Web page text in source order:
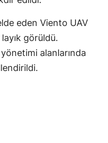
eden Viento UAV
görüldü.
alanlarında